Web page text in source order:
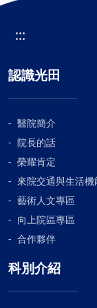
:::
認識光田
醫院簡介
院長的話
榮耀肯定
來院交通與生活機
藝術人文專區
向上院區專區
合作夥伴
科別介紹